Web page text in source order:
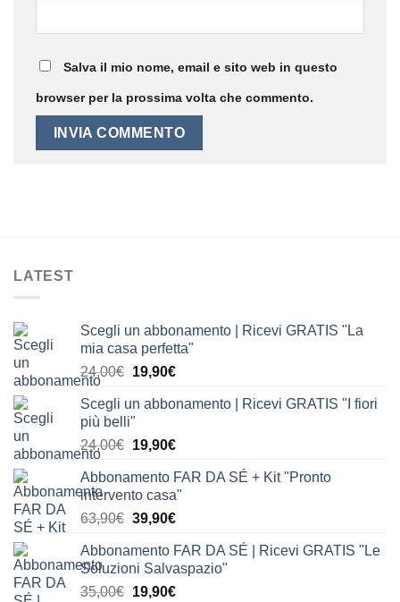
Salva il mio nome, email e sito web in questo
browser per la prossima volta che commento.
LATEST
Scegli un abbonamento | Ricevi GRATIS "La
mia casa perfetta"
24,00€ Il
originale
24,00€.
19,90€Il
attuale
19,90€.
Scegli un abbonamento | Ricevi GRATIS "I fiori
più belli"
24,00€ Il
originale
era:
24,00€.
19,90€Il
attuale
è:
19,90€.
Abbonamento FAR DA SÉ + Kit "Pronto
intervento casa"
63,90€ Il
originale
era:
63,90€.
39,90€Il
attuale
è:
39,90€.
Abbonamento FAR DA SÉ | Ricevi GRATIS "Le
Soluzioni Salvaspazio"
35,00€ Il
19,90€Il